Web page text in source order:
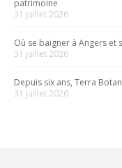
patrimoine
31 juillet 2026
Où se baigner à Angers et
31 juillet 2026
Depuis six ans, Terra
31 juillet 2026